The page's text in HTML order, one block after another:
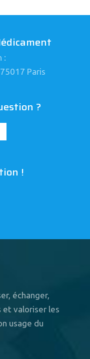
:
Paris
?
!
échanger,
et valoriser les
usage du